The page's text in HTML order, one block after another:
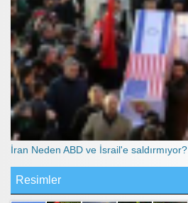
İran Neden ABD ve İsrail'e saldırmıyor?
Resimler